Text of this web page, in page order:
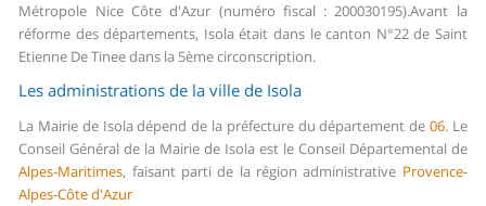
Métropole Nice Côte d'Azur (numéro fiscal : 200030195).Avant la
réforme des départements, Isola était dans le canton N°22 de Saint
Etienne De Tinee dans la 5ème circonscription.
Les administrations de la ville de Isola
La Mairie de Isola dépend de la préfecture du département de 06. Le
Conseil Général de la Mairie de Isola est le Conseil Départemental de
Alpes-Maritimes, faisant parti de la région administrative Provence-
Alpes-Côte d'Azur